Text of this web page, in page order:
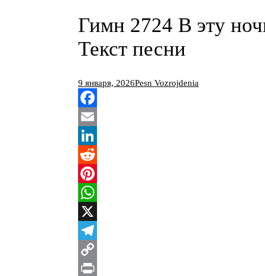
Гимн 2724 В эту
Текст песни
9 января, 2026Pesn Vozrojdenia
Facebook
Email
LinkedIn
Reddit
Pinterest
WhatsApp
X
Telegram
Copy